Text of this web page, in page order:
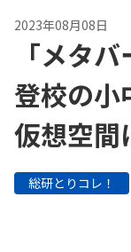
ホーム
NEAとは
教育情報
お問い合わせ
2023年08月08日
「メタ
登校の小
仮想空間
総研とりコレ！